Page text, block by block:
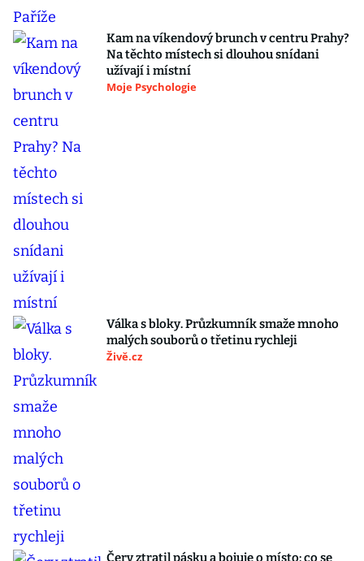
Kam na víkendový brunch v centru Prahy?
Na těchto místech si dlouhou snídani
užívají i místní
Moje Psychologie
Válka s bloky. Průzkumník smaže mnoho
malých souborů o třetinu rychleji
Živě.cz
Červ ztratil pásku a bojuje o místo: co se